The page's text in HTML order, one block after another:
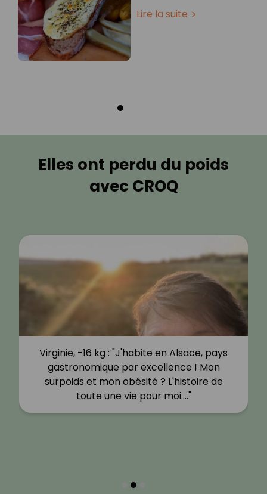
Lire la suite
Elles ont perdu du poids
avec CROQ
Virginie, -16 kg : "J'habite en Alsace, pays
gastronomique par excellence ! Mon
surpoids et mon obésité ? L'histoire de
toute une vie pour moi.…"